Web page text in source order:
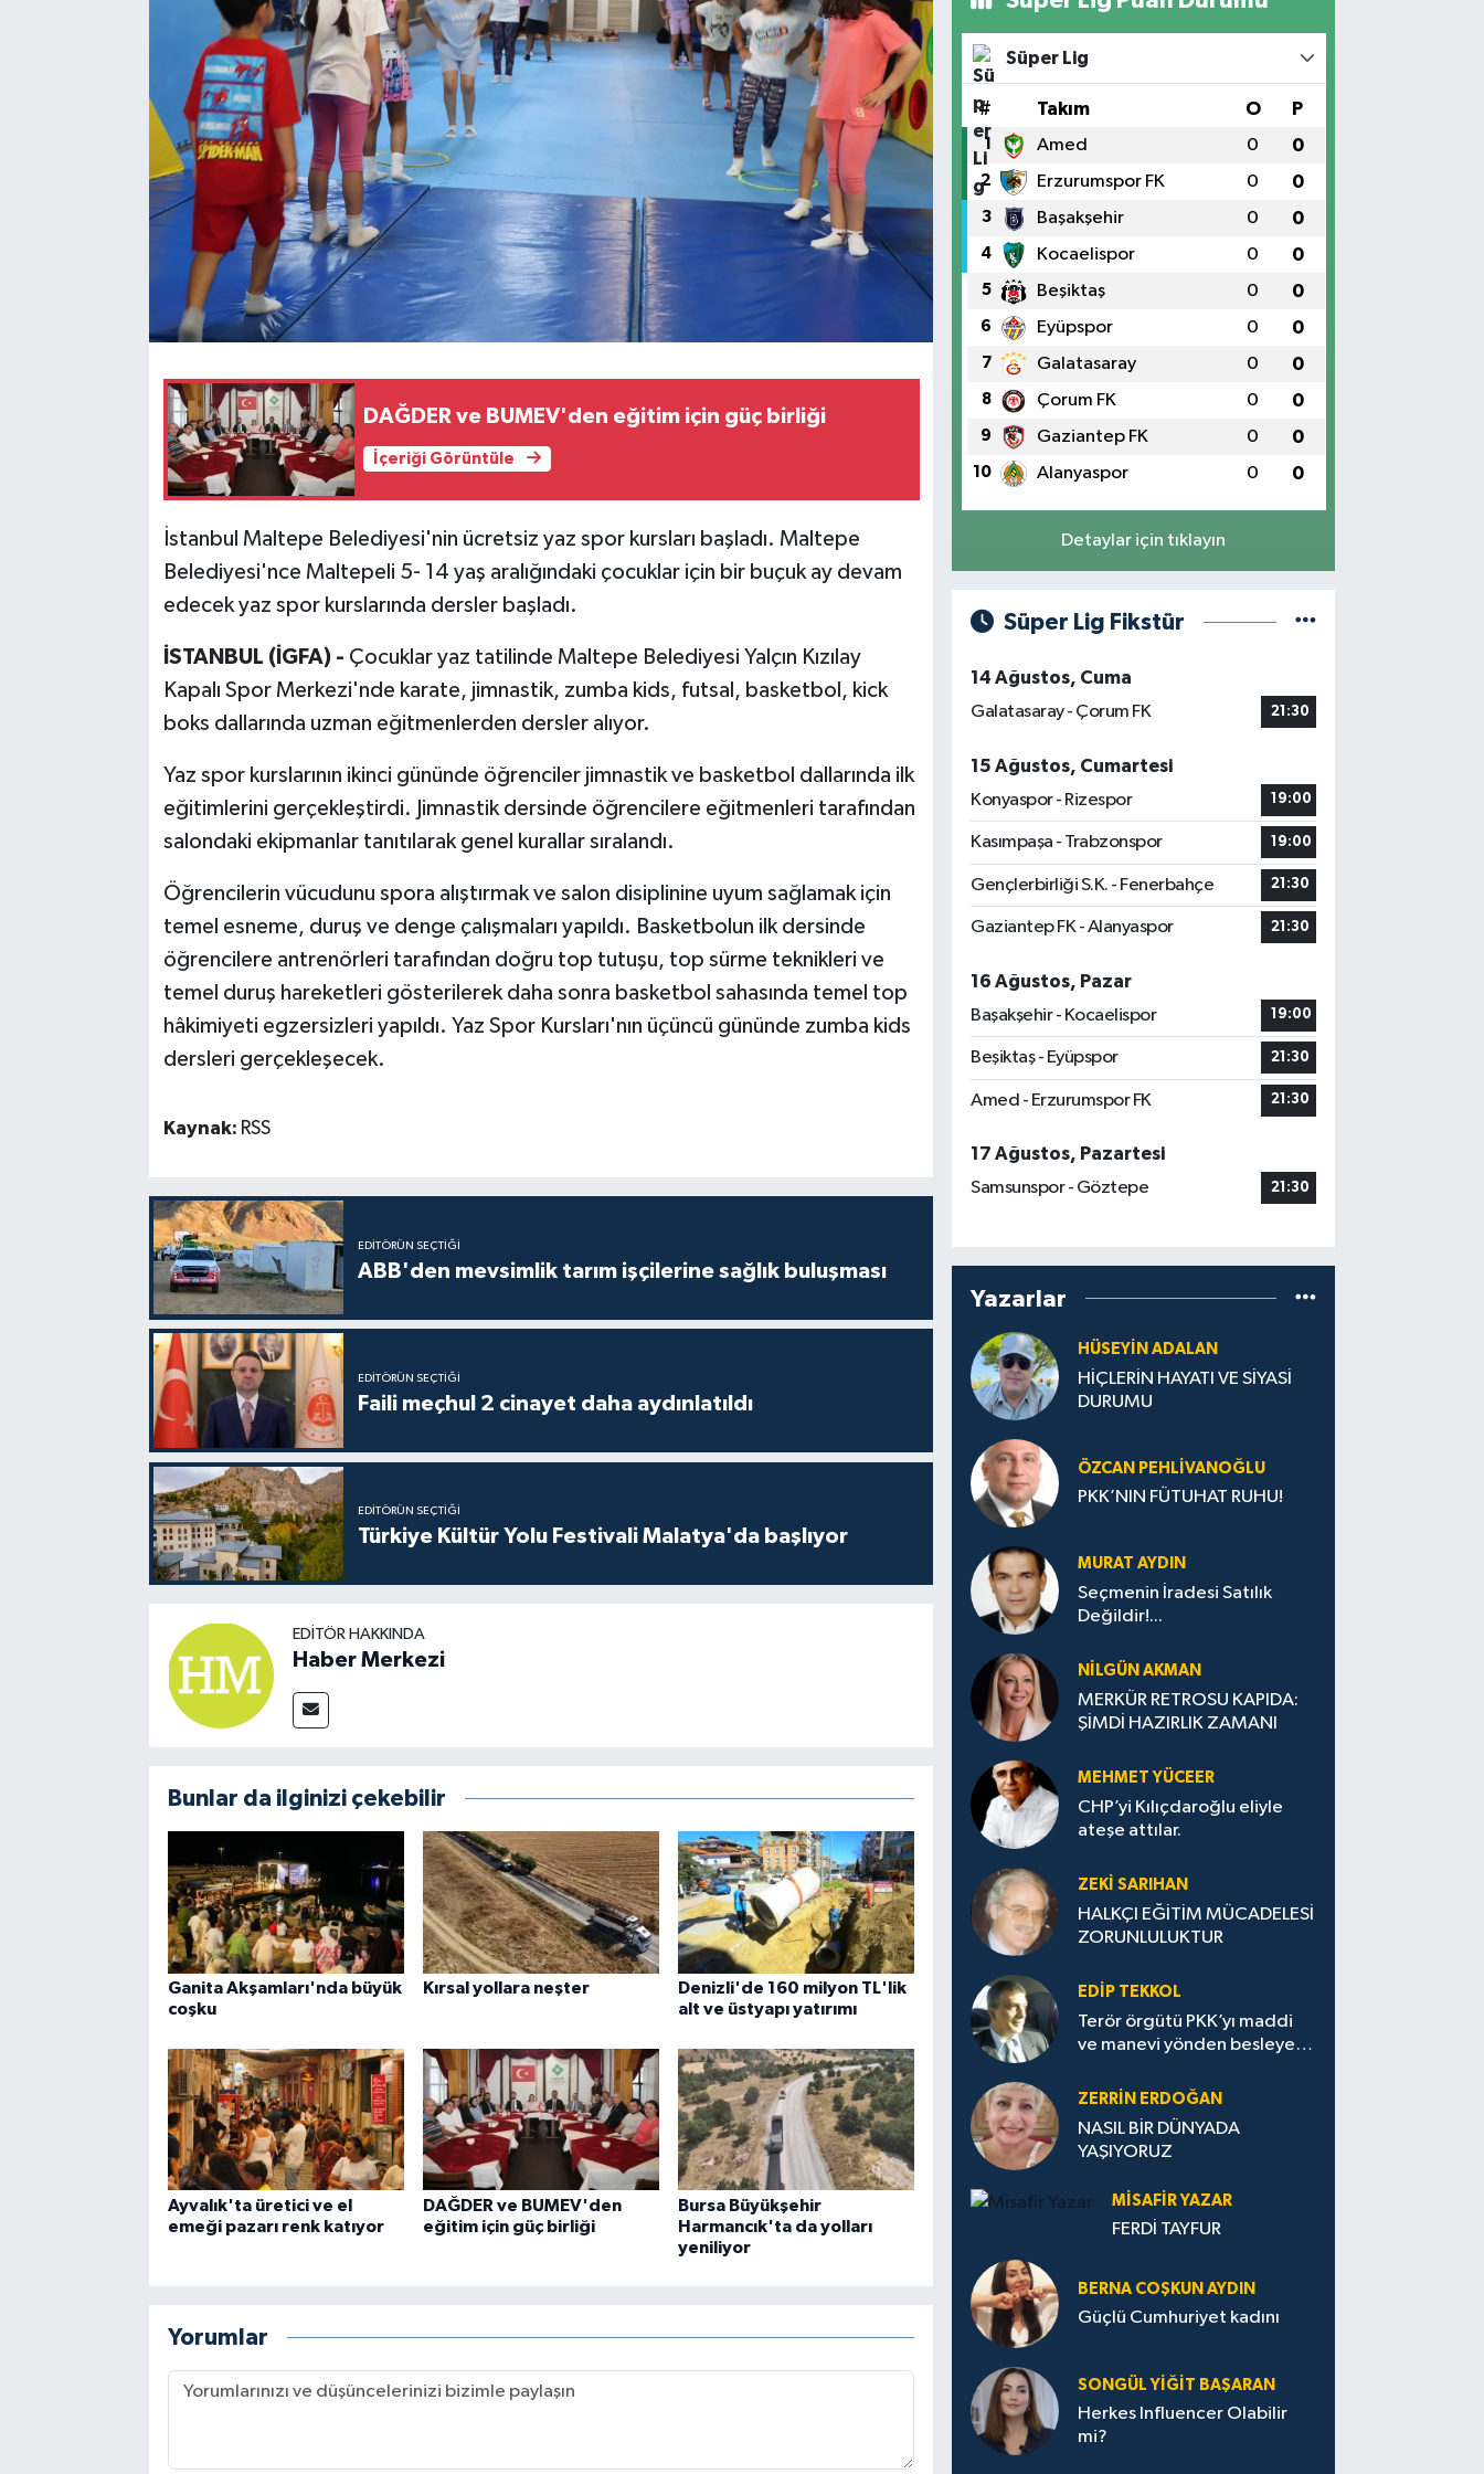
DAĞDER ve BUMEV'den eğitim için güç birliği
İçeriği Görüntüle
İstanbul Maltepe Belediyesi'nin ücretsiz yaz spor kursları başladı. Maltepe
Belediyesi'nce Maltepeli 5- 14 yaş aralığındaki çocuklar için bir buçuk ay devam
edecek yaz spor kurslarında dersler başladı.
İSTANBUL (İGFA) - Çocuklar yaz tatilinde Maltepe Belediyesi Yalçın Kızılay
Kapalı Spor Merkezi'nde karate, jimnastik, zumba kids, futsal, basketbol, kick
boks dallarında uzman eğitmenlerden dersler alıyor.
Yaz spor kurslarının ikinci gününde öğrenciler jimnastik ve basketbol dallarında ilk
eğitimlerini gerçekleştirdi. Jimnastik dersinde öğrencilere eğitmenleri tarafından
salondaki ekipmanlar tanıtılarak genel kurallar sıralandı.
Öğrencilerin vücudunu spora alıştırmak ve salon disiplinine uyum sağlamak için
temel esneme, duruş ve denge çalışmaları yapıldı. Basketbolun ilk dersinde
öğrencilere antrenörleri tarafından doğru top tutuşu, top sürme teknikleri ve
temel duruş hareketleri gösterilerek daha sonra basketbol sahasında temel top
hâkimiyeti egzersizleri yapıldı. Yaz Spor Kursları'nın üçüncü gününde zumba kids
dersleri gerçekleşecek.
Kaynak: RSS
EDITÖRÜN SEÇTIĞI
ABB'den mevsimlik tarım işçilerine sağlık buluşması
EDITÖRÜN SEÇTIĞI
Faili meçhul 2 cinayet daha aydınlatıldı
EDITÖRÜN SEÇTIĞI
Türkiye Kültür Yolu Festivali Malatya'da başlıyor
EDITÖR HAKKINDA
Haber Merkezi
Bunlar da ilginizi çekebilir
Ganita Akşamları'nda büyük
coşku
Kırsal yollara neşter
Denizli'de 160 milyon TL'lik
alt ve üstyapı yatırımı
Ayvalık'ta üretici ve el
emeği pazarı renk katıyor
DAĞDER ve BUMEV'den
eğitim için güç birliği
Bursa Büyükşehir
Harmancık'ta da yolları
yeniliyor
Yorumlar
Süper Lig
# Takım O P
1 Amed 0 0
2 Erzurumspor FK 0 0
3 Başakşehir 0 0
4 Kocaelispor 0 0
5 Beşiktaş 0 0
6 Eyüpspor 0 0
7 Galatasaray 0 0
8 Çorum FK 0 0
9 Gaziantep FK 0 0
10 Alanyaspor 0 0
Detaylar için tıklayın
Süper Lig Fikstür
14 Ağustos, Cuma
Galatasaray - Çorum FK
21:30
15 Ağustos, Cumartesi
Konyaspor - Rizespor
19:00
Kasımpaşa - Trabzonspor 19:00
Gençlerbirliği S.K. - Fenerbahçe 21:30
Gaziantep FK - Alanyaspor 21:30
16 Ağustos, Pazar
Başakşehir - Kocaelispor
19:00
Beşiktaş - Eyüpspor 21:30
Amed - Erzurumspor FK 21:30
17 Ağustos, Pazartesi
Samsunspor - Göztepe
21:30
Yazarlar
HÜSEYIN ADALAN
HİÇLERİN HAYATI VE SİYASİ
DURUMU
ÖZCAN PEHLIVANOĞLU
PKK’NIN FÜTUHAT RUHU!
MURAT AYDIN
Seçmenin İradesi Satılık
Değildir!...
NILGÜN AKMAN
MERKÜR RETROSU KAPIDA:
ŞİMDİ HAZIRLIK ZAMANI
MEHMET YÜCEER
CHP’yi Kılıçdaroğlu eliyle
ateşe attılar.
ZEKI SARIHAN
HALKÇI EĞİTİM MÜCADELESİ
ZORUNLULUKTUR
EDIP TEKKOL
Terör örgütü PKK’yı maddi
ve manevi yönden besleyen
ZERRIN ERDOĞAN
NASIL BİR DÜNYADA
YAŞIYORUZ
MISAFIR YAZAR
FERDİ TAYFUR
BERNA COŞKUN AYDIN
Güçlü Cumhuriyet kadını
SONGÜL YIĞIT BAŞARAN
Herkes Influencer Olabilir
mi?